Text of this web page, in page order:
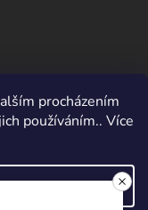
procházením
používáním.. Více